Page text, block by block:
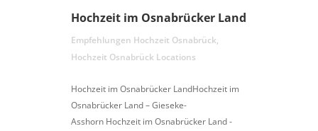
Hochzeit im Osnabrücker Land
Empfehlungen Hochzeit Osnabrück,
Hochzeit Osnabrück Locations
Hochzeit im Osnabrücker LandHochzeit im
Osnabrücker Land – Gieseke-
Asshorn Hochzeit im Osnabrücker Land -